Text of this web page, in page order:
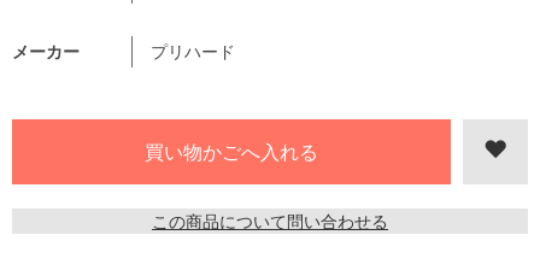
メーカー プリハード
この商品について問い合わせる